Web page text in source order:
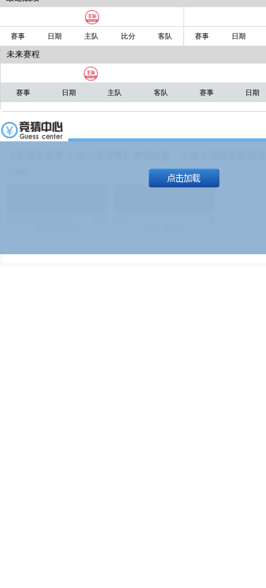
赛事 日期 主队 比分 客队 赛事 日期
未来赛程
赛事 日期 主队 客队 赛事 日期